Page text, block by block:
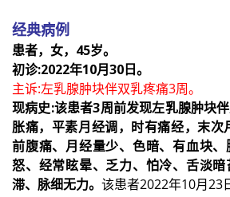
经典病例
患者，女，45岁。
初诊:2022年10月30日。
主诉:左乳腺肿块伴双乳疼痛3周。
现病史:该患者3周前发现左乳腺肿块
胀痛，平素月经调，时有痛经，末次
前腹痛、月经量少、色暗、有血块
怒、经常眩晕、乏力、怕冷、舌淡
滞、脉细无力。 该患者2022年10月23